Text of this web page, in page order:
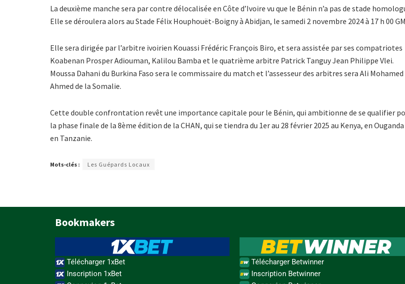
La deuxième manche sera par contre délocalisée en Côte d’Ivoire vu que le Bénin n’a pas de stade
Elle se déroulera alors au Stade Félix Houphouët-Boigny à Abidjan, le samedi 2 novembre 2024 à 17 h 00
Elle sera dirigée par l’arbitre ivoirien Kouassi Frédéric François Biro, et sera assistée par ses compatriotes
Koabenan Prosper Adiouman, Kalilou Bamba et le quatrième arbitre Patrick Tanguy Jean Philippe Vlei.
Moussa Dahani du Burkina Faso sera le commissaire du match et l’assesseur des arbitres sera Ali Mohamed
Ahmed de la Somalie.
Cette double confrontation revêt une importance capitale pour le Bénin, qui ambitionne de se qualifier
la phase finale de la 8ème édition de la CHAN, qui se tiendra du 1er au 28 février 2025 au Kenya, en
en Tanzanie.
Mots-clés : Les Guépards Locaux
Bookmakers
Télécharger 1xBet
Inscription 1xBet
Télécharger Betwinner
Inscription Betwinner